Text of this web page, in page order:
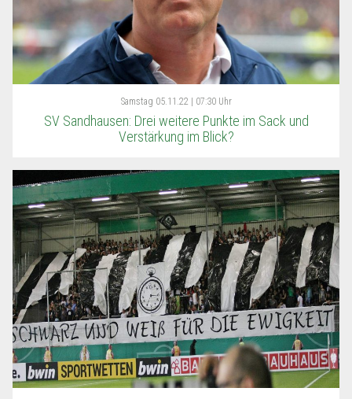
Samstag 05.11.22 | 07:30 Uhr
SV Sandhausen: Drei weitere Punkte im Sack und
Verstärkung im Blick?